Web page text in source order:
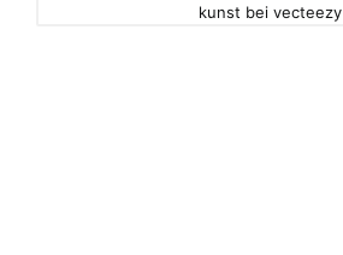
kunst bei vecteezy